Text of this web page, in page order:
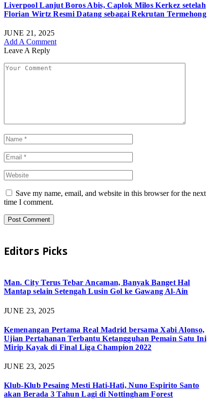
Liverpool Lanjut Boros Abis, Caplok Milos Kerkez setelah
Florian Wirtz Resmi Datang sebagai Rekrutan Termehong
JUNE 21, 2025
Add A Comment
Leave A Reply
Save my name, email, and website in this browser for the next
time I comment.
Editors Picks
Man. City Terus Tebar Ancaman, Banyak Banget Hal
Mantap selain Setengah Lusin Gol ke Gawang Al-Ain
JUNE 23, 2025
Kemenangan Pertama Real Madrid bersama Xabi Alonso,
Ujian Pertahanan Terbantu Ketangguhan Pemain Satu Ini
Mirip Kayak di Final Liga Champion 2022
JUNE 23, 2025
Klub-Klub Pesaing Mesti Hati-Hati, Nuno Espirito Santo
akan Berada 3 Tahun Lagi di Nottingham Forest